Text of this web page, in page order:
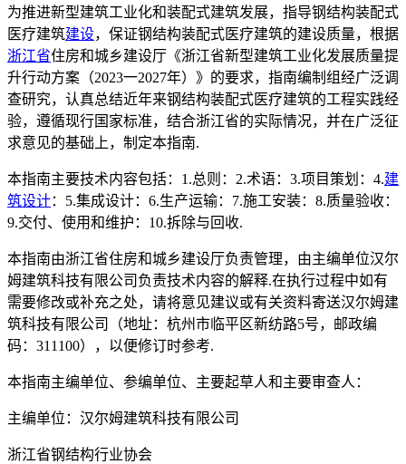
为推进新型建筑工业化和装配式建筑发展，指导钢结构装配式
医疗建筑建设，保证钢结构装配式医疗建筑的建设质量，根据
浙江省住房和城乡建设厅《浙江省新型建筑工业化发展质量提
升行动方案（2023一2027年）》的要求，指南编制组经广泛调
查研究，认真总结近年来钢结构装配式医疗建筑的工程实践经
验，遵循现行国家标准，结合浙江省的实际情况，并在广泛征
求意见的基础上，制定本指南.
本指南主要技术内容包括：1.总则：2.术语：3.项目策划：4.建
筑设计：5.集成设计：6.生产运输：7.施工安装：8.质量验收：
9.交付、使用和维护：10.拆除与回收.
本指南由浙江省住房和城乡建设厅负责管理，由主编单位汉尔
姆建筑科技有限公司负责技术内容的解释.在执行过程中如有
需要修改或补充之处，请将意见建议或有关资料寄送汉尔姆建
筑科技有限公司（地址：杭州市临平区新纺路5号，邮政编
码：311100），以便修订时参考.
本指南主编单位、参编单位、主要起草人和主要审查人：
主编单位：汉尔姆建筑科技有限公司
浙江省钢结构行业协会